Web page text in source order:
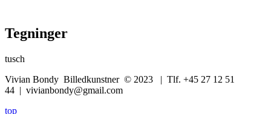
Tegninger
tusch
Vivian Bondy Billedkunstner © 2023 | Tlf. +45 27 12 51
44 | vivianbondy@gmail.com
top